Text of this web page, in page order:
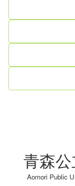
青森公
Aomori Public